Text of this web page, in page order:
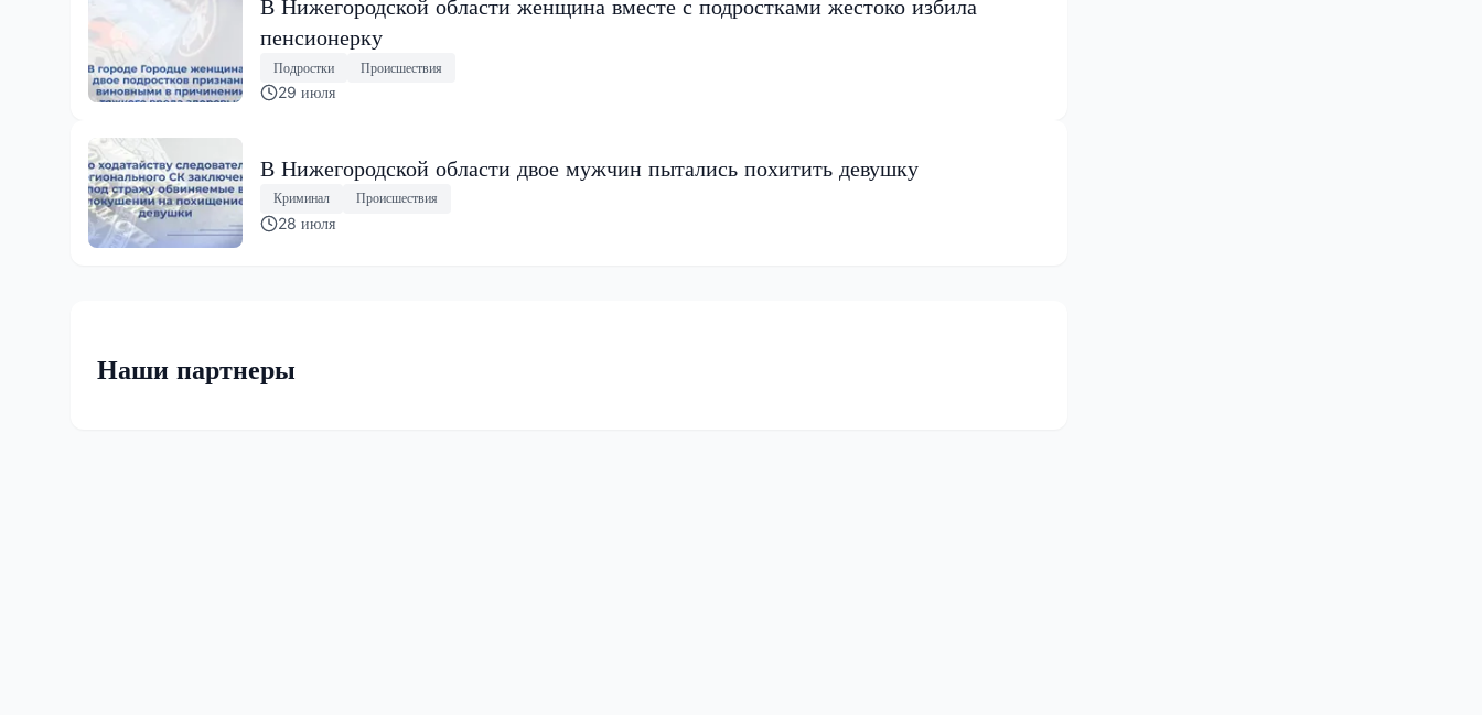
В Нижегородской области женщина вместе с подростками жестоко избила
пенсионерку
Подростки Происшествия
29 июля
В Нижегородской области двое мужчин пытались похитить девушку
Криминал Происшествия
28 июля
Наши партнеры